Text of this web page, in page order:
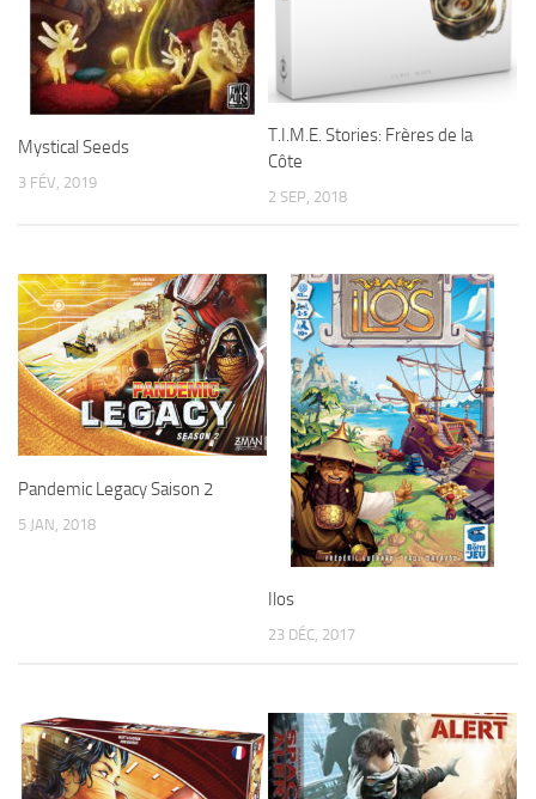
Mystical Seeds
3 FÉV, 2019
T.I.M.E. Stories: Frères de la
Côte
2 SEP, 2018
Pandemic Legacy Saison 2
5 JAN, 2018
Ilos
23 DÉC, 2017